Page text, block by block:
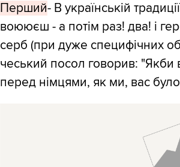
Перший- В українській
воююєш - а потім раз! два! і
серб (при дуже специфічних
чеський посол говорив: "Якби
перед німцями, як ми, вас